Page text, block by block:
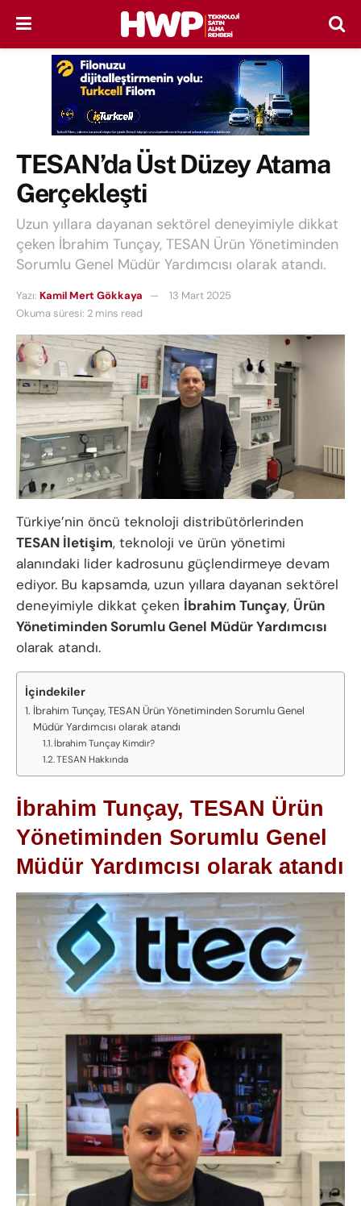
TESAN’da Üst Düzey Atama
Gerçekleşti
Uzun yıllara dayanan sektörel deneyimiyle dikkat
çeken İbrahim Tunçay, TESAN Ürün Yönetiminden
Sorumlu Genel Müdür Yardımcısı olarak atandı.
Yazı: Kamil Mert Gökkaya
13 Mart 2025
Okuma süresi: 2 mins read
Türkiye’nin öncü teknoloji distribütörlerinden
TESAN İletişim, teknoloji ve ürün yönetimi
alanındaki lider kadrosunu güçlendirmeye devam
ediyor. Bu kapsamda, uzun yıllara dayanan sektörel
deneyimiyle dikkat çeken İbrahim Tunçay, Ürün
Yönetiminden Sorumlu Genel Müdür Yardımcısı
olarak atandı.
İçindekiler
İbrahim Tunçay, TESAN Ürün Yönetiminden Sorumlu Genel
Müdür Yardımcısı olarak atandı
İbrahim Tunçay Kimdir?
TESAN Hakkında
İbrahim Tunçay, TESAN Ürün
Yönetiminden Sorumlu Genel
Müdür Yardımcısı olarak atandı